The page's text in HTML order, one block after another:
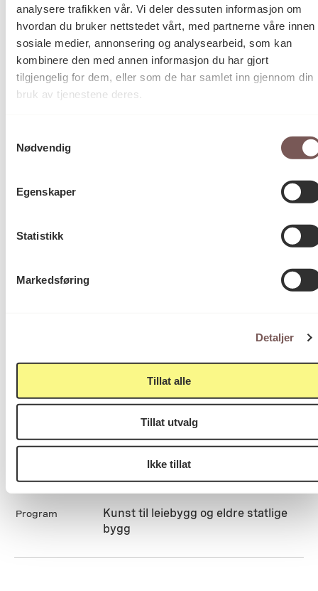
analysere trafikken vår. Vi deler dessuten informasjon om
hvordan du bruker nettstedet vårt, med partnerne våre innen
sosiale medier, annonsering og analysearbeid, som kan
kombinere den med annen informasjon du har gjort
tilgjengelig for dem, eller som de har samlet inn gjennom din
bruk av tjenestene deres.
Nødvendig
Egenskaper
Statistikk
Markedsføring
Detaljer
Tillat alle
Tillat utvalg
Ikke tillat
Kunstnere
Arne Ingvaldsen
Arne Heglum Ingvaldsen
Kari J. Brandtzæg , (til 15. mai 2014)
Varighet Permanent
Program
Kunst til leiebygg og eldre statlige
bygg